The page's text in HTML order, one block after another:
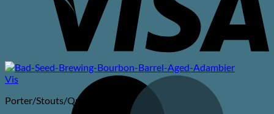
Vis
Porter/Stouts/Quadrupel